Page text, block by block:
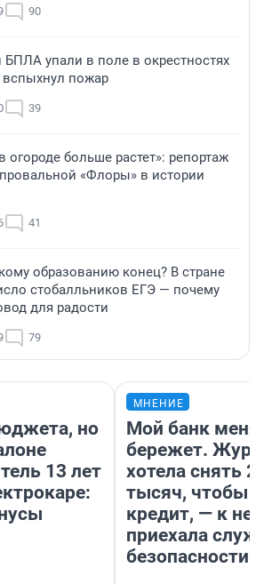
90
упали в поле в окрестностях
пожар
39
огороде больше растет»: репортаж
«Флоры» в истории
41
образованию конец? В стране
стобалльников ЕГЭ — почему
для радости
79
но
13 лет
МНЕНИЕ
Мой банк меня
бережет.
хотела снять
тысяч, чтобы
кредит, — к
приехала
безопасности